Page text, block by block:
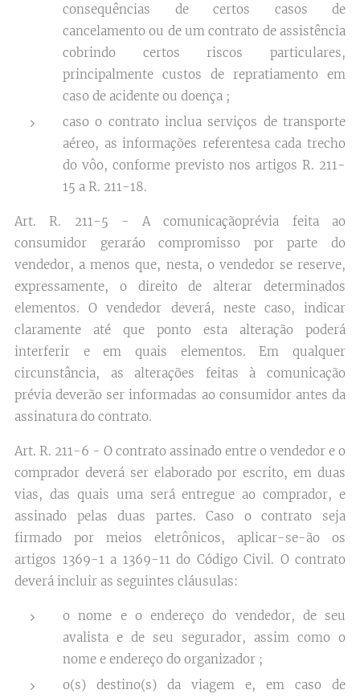
consequências de certos casos de
cancelamento ou de um contrato de assistência
cobrindo certos riscos particulares,
principalmente custos de repratiamento em
caso de acidente ou doença ;
caso o contrato inclua serviços de transporte
aéreo, as informações referentesa cada trecho
do vôo, conforme previsto nos artigos R. 211-
15 a R. 211-18.
Art. R. 211-5 - A comunicaçãoprévia feita ao
consumidor geraráo compromisso por parte do
vendedor, a menos que, nesta, o vendedor se reserve,
expressamente, o direito de alterar determinados
elementos. O vendedor deverá, neste caso, indicar
claramente até que ponto esta alteração poderá
interferir e em quais elementos. Em qualquer
circunstância, as alterações feitas à comunicação
prévia deverão ser informadas ao consumidor antes da
assinatura do contrato.
Art. R. 211-6 - O contrato assinado entre o vendedor e o
comprador deverá ser elaborado por escrito, em duas
vias, das quais uma será entregue ao comprador, e
assinado pelas duas partes. Caso o contrato seja
firmado por meios eletrônicos, aplicar-se-ão os
artigos 1369-1 a 1369-11 do Código Civil. O contrato
deverá incluir as seguintes cláusulas:
o nome e o endereço do vendedor, de seu
avalista e de seu segurador, assim como o
nome e endereço do organizador ;
o(s) destino(s) da viagem e, em caso de